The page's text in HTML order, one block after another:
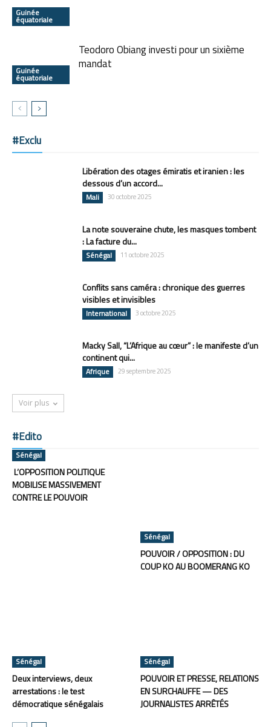
Guinée
équatoriale
Guinée
équatoriale
Teodoro Obiang investi pour un sixième
mandat
#Exclu
Libération des otages émiratis et iranien : les
dessous d’un accord...
Mali 30 octobre 2025
La note souveraine chute, les masques tombent
: La facture du...
Sénégal 11 octobre 2025
Conflits sans caméra : chronique des guerres
visibles et invisibles
International 3 octobre 2025
Macky Sall, “L’Afrique au cœur” : le manifeste d’un
continent qui...
Afrique 29 septembre 2025
Voir plus
#Edito
Sénégal
L’OPPOSITION POLITIQUE
MOBILISE MASSIVEMENT
CONTRE LE POUVOIR
Sénégal
POUVOIR / OPPOSITION : DU
COUP KO AU BOOMERANG KO
Sénégal
Deux interviews, deux
arrestations : le test
démocratique sénégalais
Sénégal
POUVOIR ET PRESSE, RELATIONS
EN SURCHAUFFE — DES
JOURNALISTES ARRÊTÉS